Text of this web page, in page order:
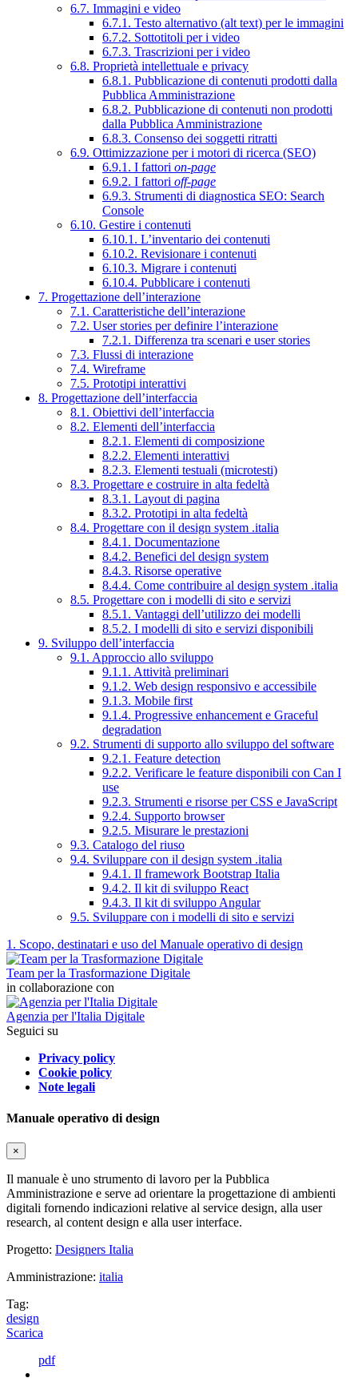
6.7. Immagini e video
6.7.1. Testo alternativo (alt text) per le immagini
6.7.2. Sottotitoli per i video
6.7.3. Trascrizioni per i video
6.8. Proprietà intellettuale e privacy
6.8.1. Pubblicazione di contenuti prodotti dalla
Pubblica Amministrazione
6.8.2. Pubblicazione di contenuti non prodotti
dalla Pubblica Amministrazione
6.8.3. Consenso dei soggetti ritratti
6.9. Ottimizzazione per i motori di ricerca (SEO)
6.9.1. I fattori on-page
6.9.2. I fattori off-page
6.9.3. Strumenti di diagnostica SEO: Search
Console
6.10. Gestire i contenuti
6.10.1. L’inventario dei contenuti
6.10.2. Revisionare i contenuti
6.10.3. Migrare i contenuti
6.10.4. Pubblicare i contenuti
7. Progettazione dell’interazione
7.1. Caratteristiche dell’interazione
7.2. User stories per definire l’interazione
7.2.1. Differenza tra scenari e user stories
7.3. Flussi di interazione
7.4. Wireframe
7.5. Prototipi interattivi
8. Progettazione dell’interfaccia
8.1. Obiettivi dell’interfaccia
8.2. Elementi dell’interfaccia
8.2.1. Elementi di composizione
8.2.2. Elementi interattivi
8.2.3. Elementi testuali (microtesti)
8.3. Progettare e costruire in alta fedeltà
8.3.1. Layout di pagina
8.3.2. Prototipi in alta fedeltà
8.4. Progettare con il design system .italia
8.4.1. Documentazione
8.4.2. Benefici del design system
8.4.3. Risorse operative
8.4.4. Come contribuire al design system .italia
8.5. Progettare con i modelli di sito e servizi
8.5.1. Vantaggi dell’utilizzo dei modelli
8.5.2. I modelli di sito e servizi disponibili
9. Sviluppo dell’interfaccia
9.1. Approccio allo sviluppo
9.1.1. Attività preliminari
9.1.2. Web design responsivo e accessibile
9.1.3. Mobile first
9.1.4. Progressive enhancement e Graceful
degradation
9.2. Strumenti di supporto allo sviluppo del software
9.2.1. Feature detection
9.2.2. Verificare le feature disponibili con Can I
use
9.2.3. Strumenti e risorse per CSS e JavaScript
9.2.4. Supporto browser
9.2.5. Misurare le prestazioni
9.3. Catalogo del riuso
9.4. Sviluppare con il design system .italia
9.4.1. Il framework Bootstrap Italia
9.4.2. Il kit di sviluppo React
9.4.3. Il kit di sviluppo Angular
9.5. Sviluppare con i modelli di sito e servizi
1. Scopo, destinatari e uso del Manuale operativo di design
Team per la Trasformazione Digitale
in collaborazione con
Agenzia per l'Italia Digitale
Seguici su
Privacy policy
Cookie policy
Note legali
Manuale operativo di design
×
Il manuale è uno strumento di lavoro per la Pubblica
Amministrazione e serve ad orientare la progettazione di ambienti
digitali fornendo indicazioni relative al service design, alla user
research, al content design e alla user interface.
Progetto: Designers Italia
Amministrazione: italia
Tag:
design
Scarica
pdf